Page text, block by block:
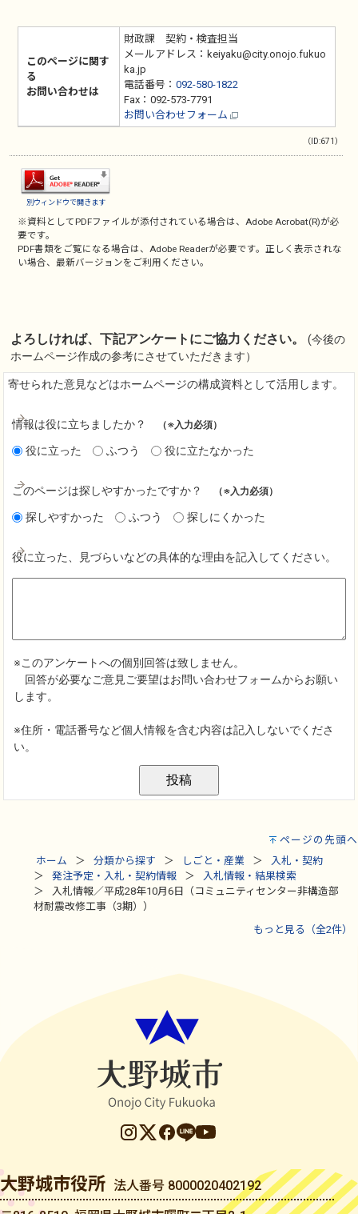
このページに関す
る
お問い合わせは
財政課 契約・検査担当
メールアドレス：keiyaku@city.onojo.fukuo
ka.jp
電話番号： 092-580-1822
Fax：092-573-7791
お問い合わせフォーム
（ID:671）
別ウィンドウで開きます
※資料としてPDFファイルが添付されている場合は、Adobe Acrobat(R)が必
要です。
PDF書類をご覧になる場合は、Adobe Readerが必要です。正しく表示されな
い場合、最新バージョンをご利用ください。
ページの先頭へ
ホーム
分類から探す しごと・産業
入札・契約
発注予定・入札・契約情報
入札情報・結果検索
入札情報／平成28年10月6日（コミュニティセンター非構造部
材耐震改修工事（3期））
もっと見る（全2件）
大野城市役所 法人番号 8000020402192